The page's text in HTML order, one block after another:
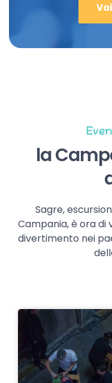
la
Sagre,
Campania, è ora di
divertimento nei